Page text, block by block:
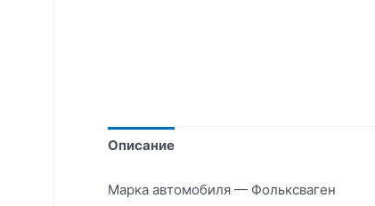
Описание
Марка автомобиля — Фольксваген